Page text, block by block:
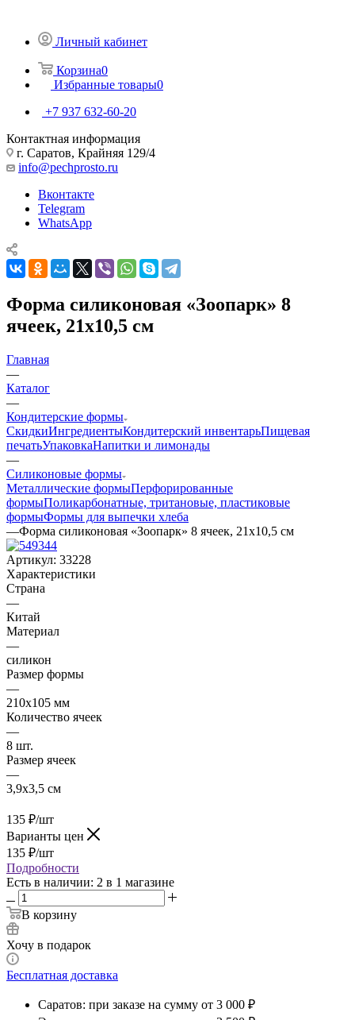
Личный кабинет
Корзина0
Избранные товары0
+7 937 632-60-20
Контактная информация
г. Саратов, Крайняя 129/4
info@pechprosto.ru
Вконтакте
Telegram
WhatsApp
Форма силиконовая «Зоопарк» 8
ячеек, 21х10,5 см
Главная
—
Каталог
—
Кондитерские формы
СкидкиИнгредиентыКондитерский инвентарьПищевая
печатьУпаковкаНапитки и лимонады
—
Силиконовые формы
Металлические формыПерфорированные
формыПоликарбонатные, тритановые, пластиковые
формыФормы для выпечки хлеба
—Форма силиконовая «Зоопарк» 8 ячеек, 21х10,5 см
Артикул: 33228
Характеристики
Страна
—
Китай
Материал
—
силикон
Размер формы
—
210х105 мм
Количество ячеек
—
8 шт.
Размер ячеек
—
3,9х3,5 см
135 ₽/шт
Варианты цен
135 ₽/шт
Подробности
Есть в наличии: 2 в 1 магазине
В корзину
Хочу в подарок
Бесплатная доставка
Саратов: при заказе на сумму от 3 000 ₽